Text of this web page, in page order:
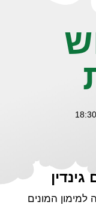
18:30
למימון המונים